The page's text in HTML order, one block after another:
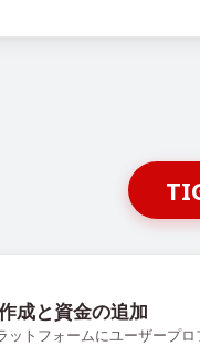
成と資金の追加
ットフォームにユーザープ